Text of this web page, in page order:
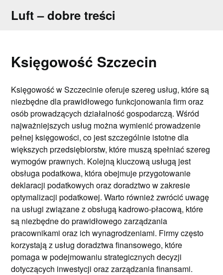
Luft – dobre treści
Księgowość Szczecin
Księgowość w Szczecinie oferuje szereg usług, które są
niezbędne dla prawidłowego funkcjonowania firm oraz
osób prowadzących działalność gospodarczą. Wśród
najważniejszych usług można wymienić prowadzenie
pełnej księgowości, co jest szczególnie istotne dla
większych przedsiębiorstw, które muszą spełniać szereg
wymogów prawnych. Kolejną kluczową usługą jest
obsługa podatkowa, która obejmuje przygotowanie
deklaracji podatkowych oraz doradztwo w zakresie
optymalizacji podatkowej. Warto również zwrócić uwagę
na usługi związane z obsługą kadrowo-płacową, które
są niezbędne do prawidłowego zarządzania
pracownikami oraz ich wynagrodzeniami. Firmy często
korzystają z usług doradztwa finansowego, które
pomaga w podejmowaniu strategicznych decyzji
dotyczących inwestycji oraz zarządzania finansami.